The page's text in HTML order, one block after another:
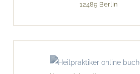
12489 Berlin